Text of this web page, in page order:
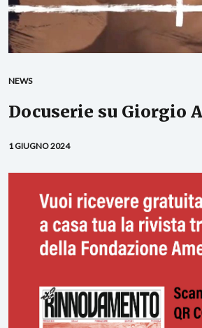
NEWS
Docuserie su Giorgio
1 GIUGNO 2024